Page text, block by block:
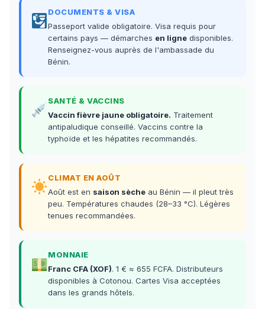
DOCUMENTS & VISA
Passeport valide obligatoire. Visa requis pour
certains pays — démarches en ligne disponibles.
Renseignez-vous auprès de l'ambassade du
Bénin.
SANTÉ & VACCINS
Vaccin fièvre jaune obligatoire. Traitement
antipaludique conseillé. Vaccins contre la
typhoïde et les hépatites recommandés.
CLIMAT EN AOÛT
Août est en saison sèche au Bénin — il pleut très
peu. Températures chaudes (28–33 °C). Légères
tenues recommandées.
MONNAIE
Franc CFA (XOF). 1 € ≈ 655 FCFA. Distributeurs
disponibles à Cotonou. Cartes Visa acceptées
dans les grands hôtels.